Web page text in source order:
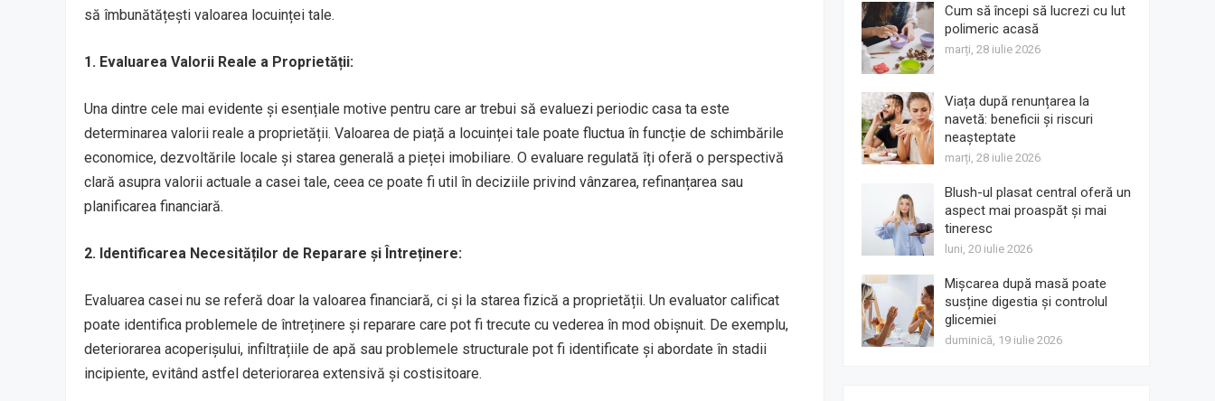
să îmbunătățești valoarea locuinței tale.
1. Evaluarea Valorii Reale a Proprietății:
Una dintre cele mai evidente și esențiale motive pentru care ar trebui să evaluezi periodic casa ta este
determinarea valorii reale a proprietății. Valoarea de piață a locuinței tale poate fluctua în funcție de schimbările
economice, dezvoltările locale și starea generală a pieței imobiliare. O evaluare regulată îți oferă o perspectivă
clară asupra valorii actuale a casei tale, ceea ce poate fi util în deciziile privind vânzarea, refinanțarea sau
planificarea financiară.
2. Identificarea Necesităților de Reparare și Întreținere:
Evaluarea casei nu se referă doar la valoarea financiară, ci și la starea fizică a proprietății. Un evaluator calificat
poate identifica problemele de întreținere și reparare care pot fi trecute cu vederea în mod obișnuit. De exemplu,
deteriorarea acoperișului, infiltrațiile de apă sau problemele structurale pot fi identificate și abordate în stadii
incipiente, evitând astfel deteriorarea extensivă și costisitoare.
Cum să începi să lucrezi cu lut
polimeric acasă
marți, 28 iulie 2026
Viața după renunțarea la
navetă: beneficii și riscuri
neașteptate
marți, 28 iulie 2026
Blush-ul plasat central oferă un
aspect mai proaspăt și mai
tineresc
luni, 20 iulie 2026
Mișcarea după masă poate
susține digestia și controlul
glicemiei
duminică, 19 iulie 2026